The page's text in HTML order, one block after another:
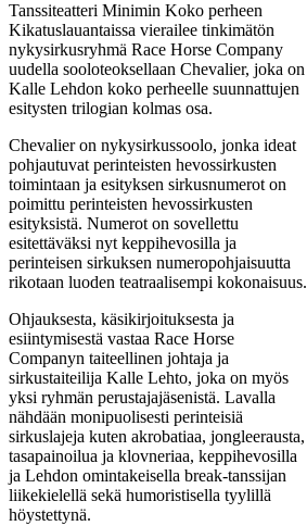
Tanssiteatteri Minimin Koko perheen
Kikatuslauantaissa vierailee tinkimätön
nykysirkusryhmä Race Horse Company
uudella sooloteoksellaan Chevalier, joka on
Kalle Lehdon koko perheelle suunnattujen
esitysten trilogian kolmas osa.
Chevalier on nykysirkussoolo, jonka ideat
pohjautuvat perinteisten hevossirkusten
toimintaan ja esityksen sirkusnumerot on
poimittu perinteisten hevossirkusten
esityksistä. Numerot on sovellettu
esitettäväksi nyt keppihevosilla ja
perinteisen sirkuksen numeropohjaisuutta
rikotaan luoden teatraalisempi kokonaisuus.
Ohjauksesta, käsikirjoituksesta ja
esiintymisestä vastaa Race Horse
Companyn taiteellinen johtaja ja
sirkustaiteilija Kalle Lehto, joka on myös
yksi ryhmän perustajajäsenistä. Lavalla
nähdään monipuolisesti perinteisiä
sirkuslajeja kuten akrobatiaa, jongleerausta,
tasapainoilua ja klovneriaa, keppihevosilla
ja Lehdon omintakeisella break-tanssijan
liikekielellä sekä humoristisella tyylillä
höystettynä.